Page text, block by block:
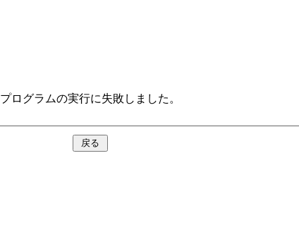
プログラムの実行に失敗しました。